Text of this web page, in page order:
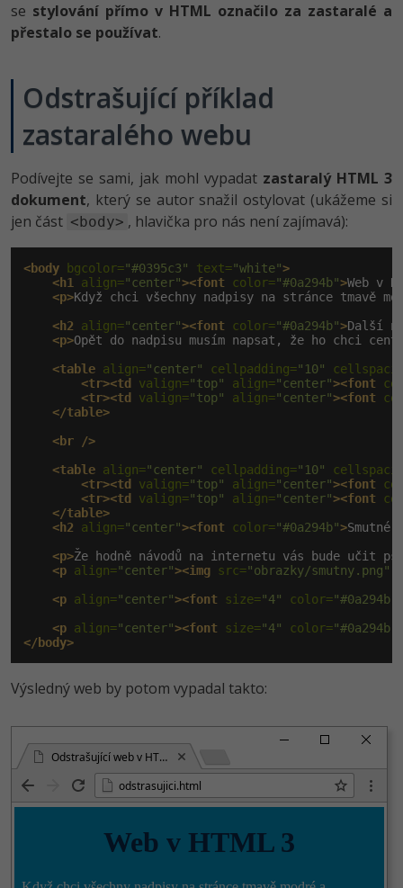
se stylování přímo v HTML označilo za zastaralé a
přestalo se používat.
Odstrašující příklad
zastaralého webu
Podívejte se sami, jak mohl vypadat zastaralý HTML 3
dokument, který se autor snažil ostylovat (ukážeme si
jen část <body> , hlavička pro nás není zajímavá):
<body bgcolor="#0395c3" text="white">
<h1
align="center"><font color="#0a294b">Web v
<p>Když chci všechny nadpisy na stránce tmavě
<h2 align="center"><font color="#0a294b">Další
<p>Opět do nadpisu musím napsat, že ho chci
<table align="center" cellpadding="10"
<tr><td
valign="top" align="center"><font
<tr><td
valign="top" align="center"><font
</table>
<br
/>
<table align="center" cellpadding="10"
<tr><td
valign="top" align="center"><font
<tr><td
valign="top" align="center"><font
</table>
<h2 align="center"><font color="#0a294b">Smutné
<p>Že hodně návodů na internetu vás bude učit
<p align="center"><img src="obrazky/smutny.png"
<p align="center"><font size="4" color="#0a294b"
<p align="center"><font size="4" color="#0a294b"
</body>
Výsledný web by potom vypadal takto:
Odstrašující web v HTML
odstrasujici.html